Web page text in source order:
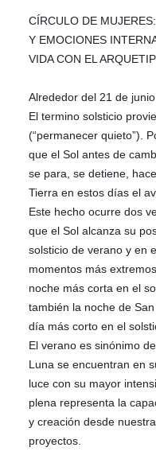
CÍRCULO DE
Y EMOCIONES
VIDA CON EL
Alrededor del 21 de
El termino solsticio
(“permanecer quieto”).
que el Sol antes de
se para, se detiene,
Tierra en estos días el
Este hecho ocurre dos
que el Sol alcanza su
solsticio de verano y en
momentos más
noche más corta en el
también la noche de
día más corto en el
El verano es sinónimo
Luna se encuentran en
luce con su mayor
plena representa la
y creación desde
proyectos.